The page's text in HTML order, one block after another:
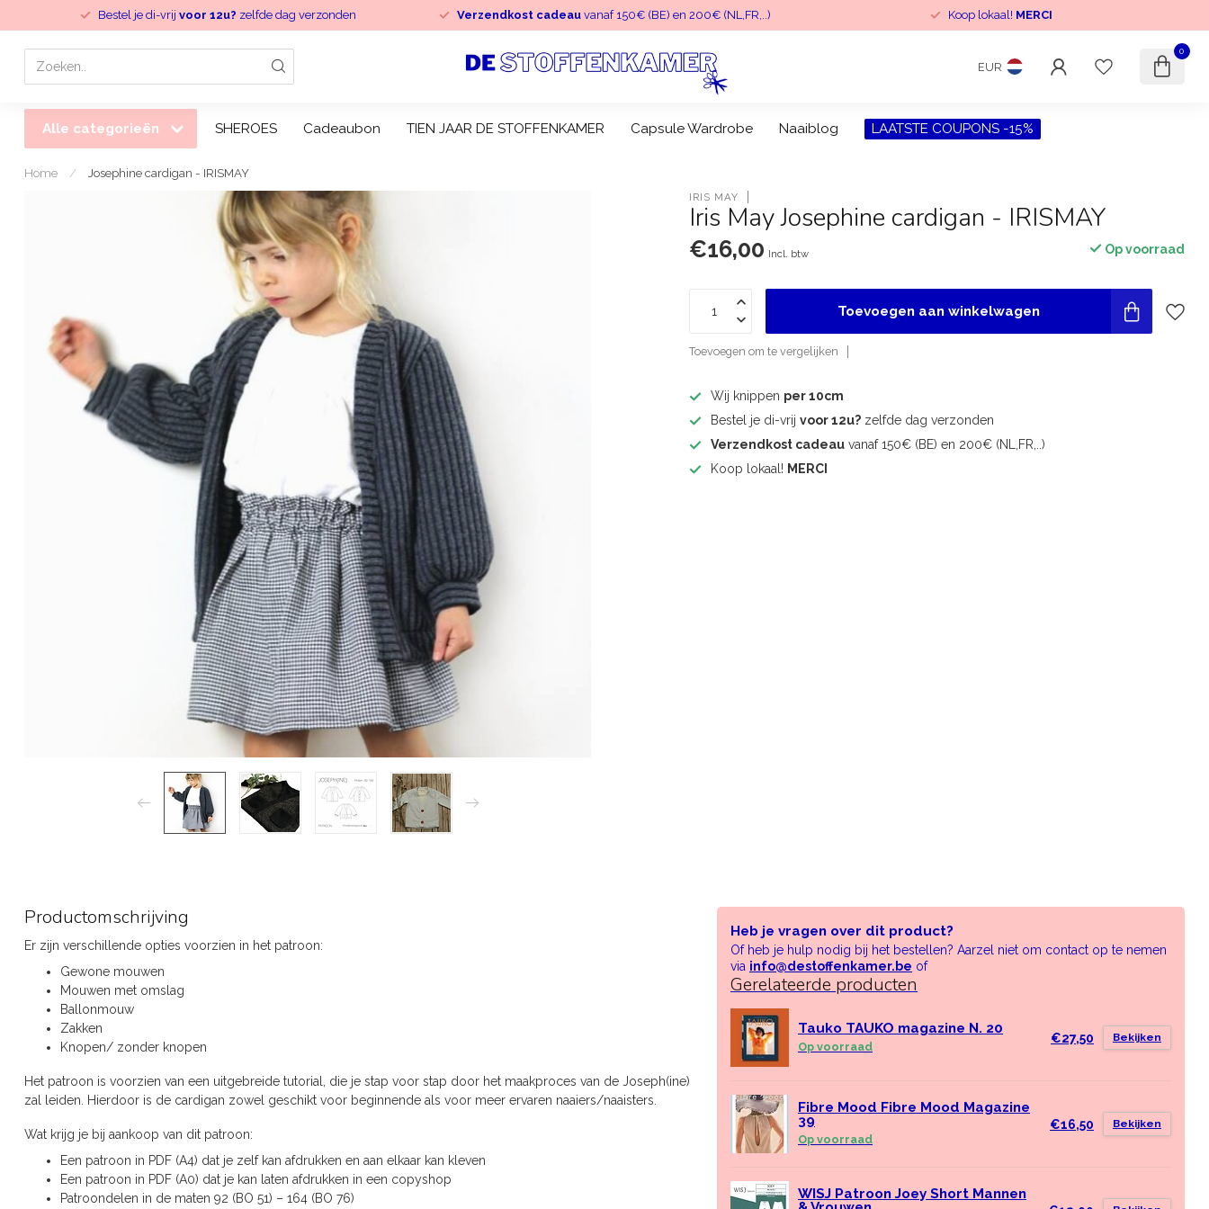
Bestel je di-vrij voor 12u? zelfde dag verzonden Verzendkost cadeauvanaf 150€ (BE) en 200€ (NL,FR,..) Koop lokaal! MERCI
EUR
0
Alle categorieën SHEROES Cadeaubon TIEN JAAR DE STOFFENKAMER Capsule Wardrobe Naaiblog LAATSTE COUPONS -15%
Home / Josephine cardigan - IRISMAY
IRIS MAY
Iris May Josephine cardigan - IRISMAY
€16,00 Incl. btw Op voorraad
Toevoegen aan winkelwagen
Toevoegen om te vergelijken
Wij knippen per 10cm
Bestel je di-vrijvoor 12u? zelfde dag verzonden
Verzendkost cadeau vanaf 150€ (BE) en 200€ (NL,FR,..)
Koop lokaal! MERCI
Productomschrijving
Er zijn verschillende opties voorzien in het patroon:
Gewone mouwen
Mouwen met omslag
Ballonmouw
Zakken
Knopen/ zonder knopen
Het patroon is voorzien van een uitgebreide tutorial, die je stap voor stap door het maakproces van de Joseph(ine)
zal leiden. Hierdoor is de cardigan zowel geschikt voor beginnende als voor meer ervaren naaiers/naaisters.
Wat krijg je bij aankoop van dit patroon:
Een patroon in PDF (A4) dat je zelf kan afdrukken en aan elkaar kan kleven
Een patroon in PDF (A0) dat je kan laten afdrukken in een copyshop
Patroondelen in de maten 92 (BO 51) – 164 (BO 76)
Heb je vragen over dit product?
Of heb je hulp nodig bij het bestellen? Aarzel niet om contact op te nemen
via info@destoffenkamer.be of
Gerelateerde producten
Tauko TAUKO magazine N. 20
Op voorraad
€27,50 Bekijken
Fibre Mood Fibre Mood Magazine
39
Op voorraad
€16,50 Bekijken
WISJ Patroon Joey Short Mannen